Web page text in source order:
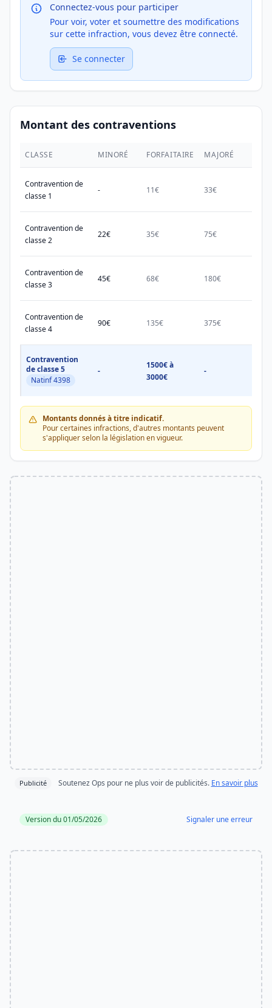
Connectez-vous pour participer
Pour voir, voter et soumettre des modifications
sur cette infraction, vous devez être connecté.
Se connecter
Montant des contraventions
CLASSE MINORÉ FORFAITAIRE MAJORÉ
Contravention de
classe 1
- 11€ 33€
Contravention de
classe 2
22€ 35€ 75€
Contravention de
classe 3
45€ 68€ 180€
Contravention de
classe 4
90€ 135€ 375€
Contravention
de classe 5
Natinf 4398
-
1500€ à
3000€
-
Montants donnés à titre indicatif.
Pour certaines infractions, d'autres montants peuvent
s'appliquer selon la législation en vigueur.
Publicité Soutenez Ops pour ne plus voir de publicités. En savoir plus
Version du 01/05/2026 Signaler une erreur